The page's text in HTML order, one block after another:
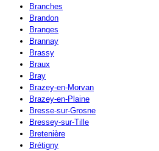
Branches
Brandon
Branges
Brannay
Brassy
Braux
Bray
Brazey-en-Morvan
Brazey-en-Plaine
Bresse-sur-Grosne
Bressey-sur-Tille
Bretenière
Brétigny